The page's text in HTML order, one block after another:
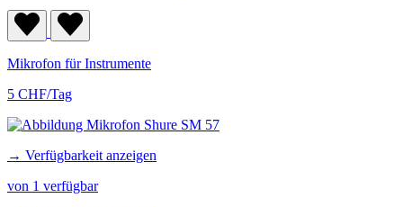
Mikrofon für Instrumente
5 CHF/Tag
→ Verfügbarkeit anzeigen
von 1 verfügbar